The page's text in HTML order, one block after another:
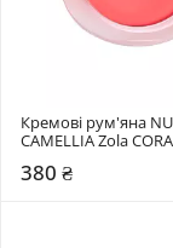
Кремові рум'яна
CAMELLIA Zola
380 ₴